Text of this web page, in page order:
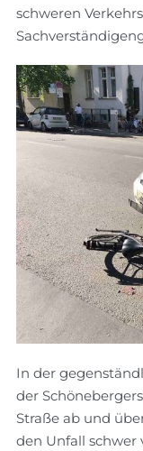
schweren
In der
der
Straße ab und
den Unfall schwer